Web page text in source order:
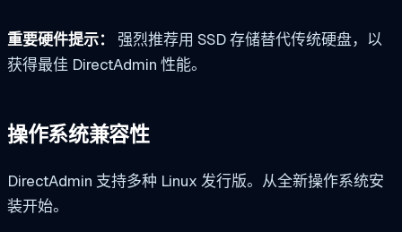
重要硬件提示：
强烈推荐用 SSD 存储替代传统硬盘，以
获得最佳 DirectAdmin 性能。
操作系统兼容性
DirectAdmin 支持多种 Linux 发行版。从全新操作系统安
装开始。